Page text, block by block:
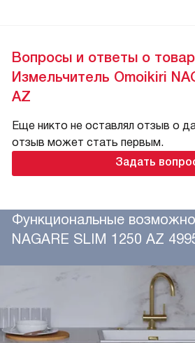
Вопросы и ответы о
Измельчитель Omoikiri
AZ
Еще никто не оставлял отзыв о
отзыв может стать первым.
Задать
Функциональные
NAGARE SLIM 1250 AZ